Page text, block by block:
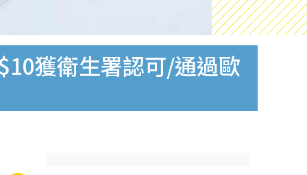
獲衛生署認可/通過歐